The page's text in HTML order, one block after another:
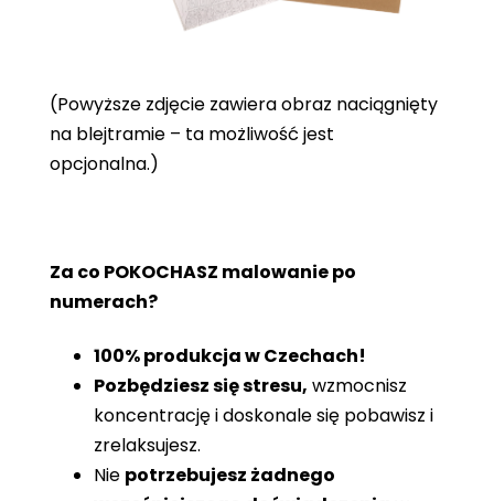
(Powyższe zdjęcie zawiera obraz naciągnięty
na blejtramie – ta możliwość jest
opcjonalna.)
Za co POKOCHASZ malowanie po
numerach?
100% produkcja w Czechach!
Pozbędziesz się stresu, wzmocnisz
koncentrację i doskonale się pobawisz i
zrelaksujesz.
Nie potrzebujesz żadnego